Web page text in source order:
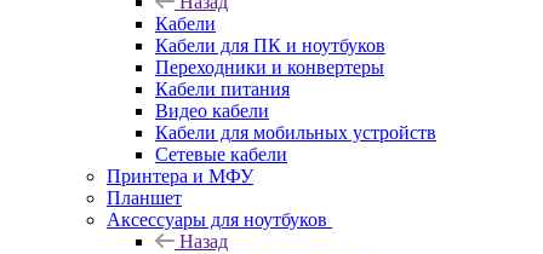
Кабели
Кабели для ПК и ноутбуков
Переходники и конвертеры
Кабели питания
Видео кабели
Кабели для мобильных устройств
Сетевые кабели
Принтера и МФУ
Планшет
Аксессуары для ноутбуков
Назад